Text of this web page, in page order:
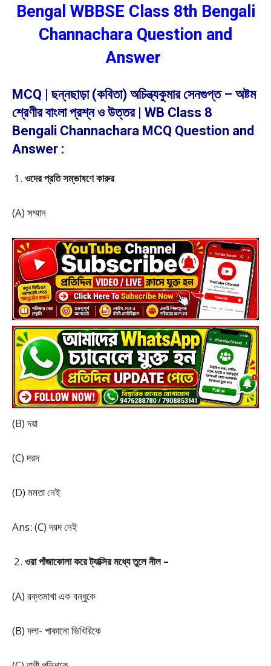
Bengal WBBSE Class 8th Bengali
Channachara Question and
Answer
MCQ | ছন্নছাড়া (কবিতা) অচিন্ত্যকুমার সেনগুপ্ত – অষ্টম
শ্রেণীর বাংলা প্রশ্ন ও উত্তর | WB Class 8
Bengali Channachara MCQ Question and
Answer :
ওদের প্রতি সম্ভাষণে কারুর
(A) সম্মান
(B) দয়া
(C) দরদ
(D) মমতা নেই
Ans: (C) দরদ নেই
ওরা পাঁজাকোলা করে ট্যাক্সির মধ্যে তুলে নীল –
(A) রক্তমাখা এক বন্ধুকে
(B) দলা- পাকানো ভিখিরিকে